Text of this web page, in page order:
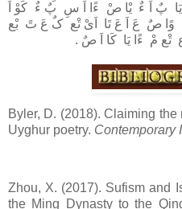
پٌ اَ ءٌ ﻳْﺎ صْ ءًا اَ سِ پٌ ءٌ ﻛَﻮْ اَ
صٌ عَ اَ عَ ﺗَﺎ اَىْ ﺗْﻊ کٌ عَ تً ﺑْﻊ
ﺗْﻊ مْ ءًا ﻳَﺎ ﻛَﺎ اَ صٌ .
Byler, D. (2018). Claiming
Uyghur poetry. Contemporary
Zhou, X. (2017). Sufism and
the Ming Dynasty to the